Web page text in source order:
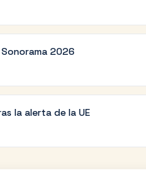
2026
la alerta de la UE